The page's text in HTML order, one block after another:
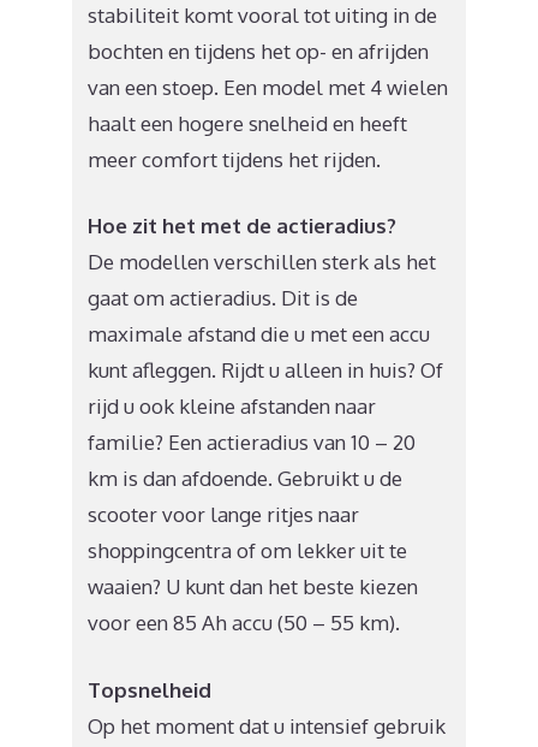
stabiliteit komt vooral tot uiting in de
bochten en tijdens het op- en afrijden
van een stoep. Een model met 4 wielen
haalt een hogere snelheid en heeft
meer comfort tijdens het rijden.
Hoe zit het met de actieradius?
De modellen verschillen sterk als het
gaat om actieradius. Dit is de
maximale afstand die u met een accu
kunt afleggen. Rijdt u alleen in huis? Of
rijd u ook kleine afstanden naar
familie? Een actieradius van 10 – 20
km is dan afdoende. Gebruikt u de
scooter voor lange ritjes naar
shoppingcentra of om lekker uit te
waaien? U kunt dan het beste kiezen
voor een 85 Ah accu (50 – 55 km).
Topsnelheid
Op het moment dat u intensief gebruik